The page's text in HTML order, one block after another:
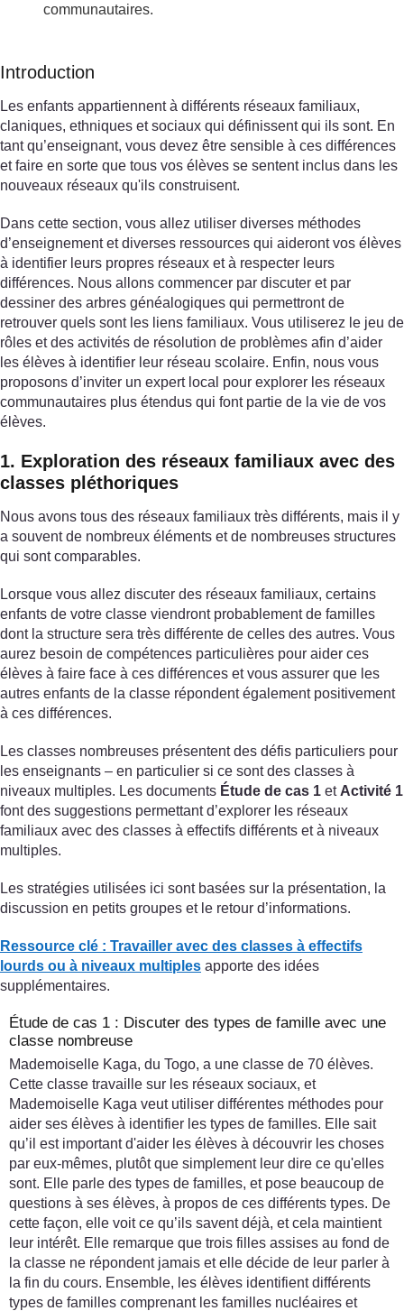
communautaires.
Introduction
Les enfants appartiennent à différents réseaux familiaux,
claniques, ethniques et sociaux qui définissent qui ils sont. En
tant qu’enseignant, vous devez être sensible à ces différences
et faire en sorte que tous vos élèves se sentent inclus dans les
nouveaux réseaux qu'ils construisent.
Dans cette section, vous allez utiliser diverses méthodes
d’enseignement et diverses ressources qui aideront vos élèves
à identifier leurs propres réseaux et à respecter leurs
différences. Nous allons commencer par discuter et par
dessiner des arbres généalogiques qui permettront de
retrouver quels sont les liens familiaux. Vous utiliserez le jeu de
rôles et des activités de résolution de problèmes afin d’aider
les élèves à identifier leur réseau scolaire. Enfin, nous vous
proposons d’inviter un expert local pour explorer les réseaux
communautaires plus étendus qui font partie de la vie de vos
élèves.
1. Exploration des réseaux familiaux avec des
classes pléthoriques
Nous avons tous des réseaux familiaux très différents, mais il y
a souvent de nombreux éléments et de nombreuses structures
qui sont comparables.
Lorsque vous allez discuter des réseaux familiaux, certains
enfants de votre classe viendront probablement de familles
dont la structure sera très différente de celles des autres. Vous
aurez besoin de compétences particulières pour aider ces
élèves à faire face à ces différences et vous assurer que les
autres enfants de la classe répondent également positivement
à ces différences.
Les classes nombreuses présentent des défis particuliers pour
les enseignants – en particulier si ce sont des classes à
niveaux multiples. Les documents Étude de cas 1 et Activité 1
font des suggestions permettant d’explorer les réseaux
familiaux avec des classes à effectifs différents et à niveaux
multiples.
Les stratégies utilisées ici sont basées sur la présentation, la
discussion en petits groupes et le retour d’informations.
Ressource clé : Travailler avec des classes à effectifs
lourds ou à niveaux multiples apporte des idées
supplémentaires.
Étude de cas 1 : Discuter des types de famille avec une
classe nombreuse
Mademoiselle Kaga, du Togo, a une classe de 70 élèves.
Cette classe travaille sur les réseaux sociaux, et
Mademoiselle Kaga veut utiliser différentes méthodes pour
aider ses élèves à identifier les types de familles. Elle sait
qu’il est important d'aider les élèves à découvrir les choses
par eux-mêmes, plutôt que simplement leur dire ce qu'elles
sont. Elle parle des types de familles, et pose beaucoup de
questions à ses élèves, à propos de ces différents types. De
cette façon, elle voit ce qu’ils savent déjà, et cela maintient
leur intérêt. Elle remarque que trois filles assises au fond de
la classe ne répondent jamais et elle décide de leur parler à
la fin du cours. Ensemble, les élèves identifient différents
types de familles comprenant les familles nucléaires et